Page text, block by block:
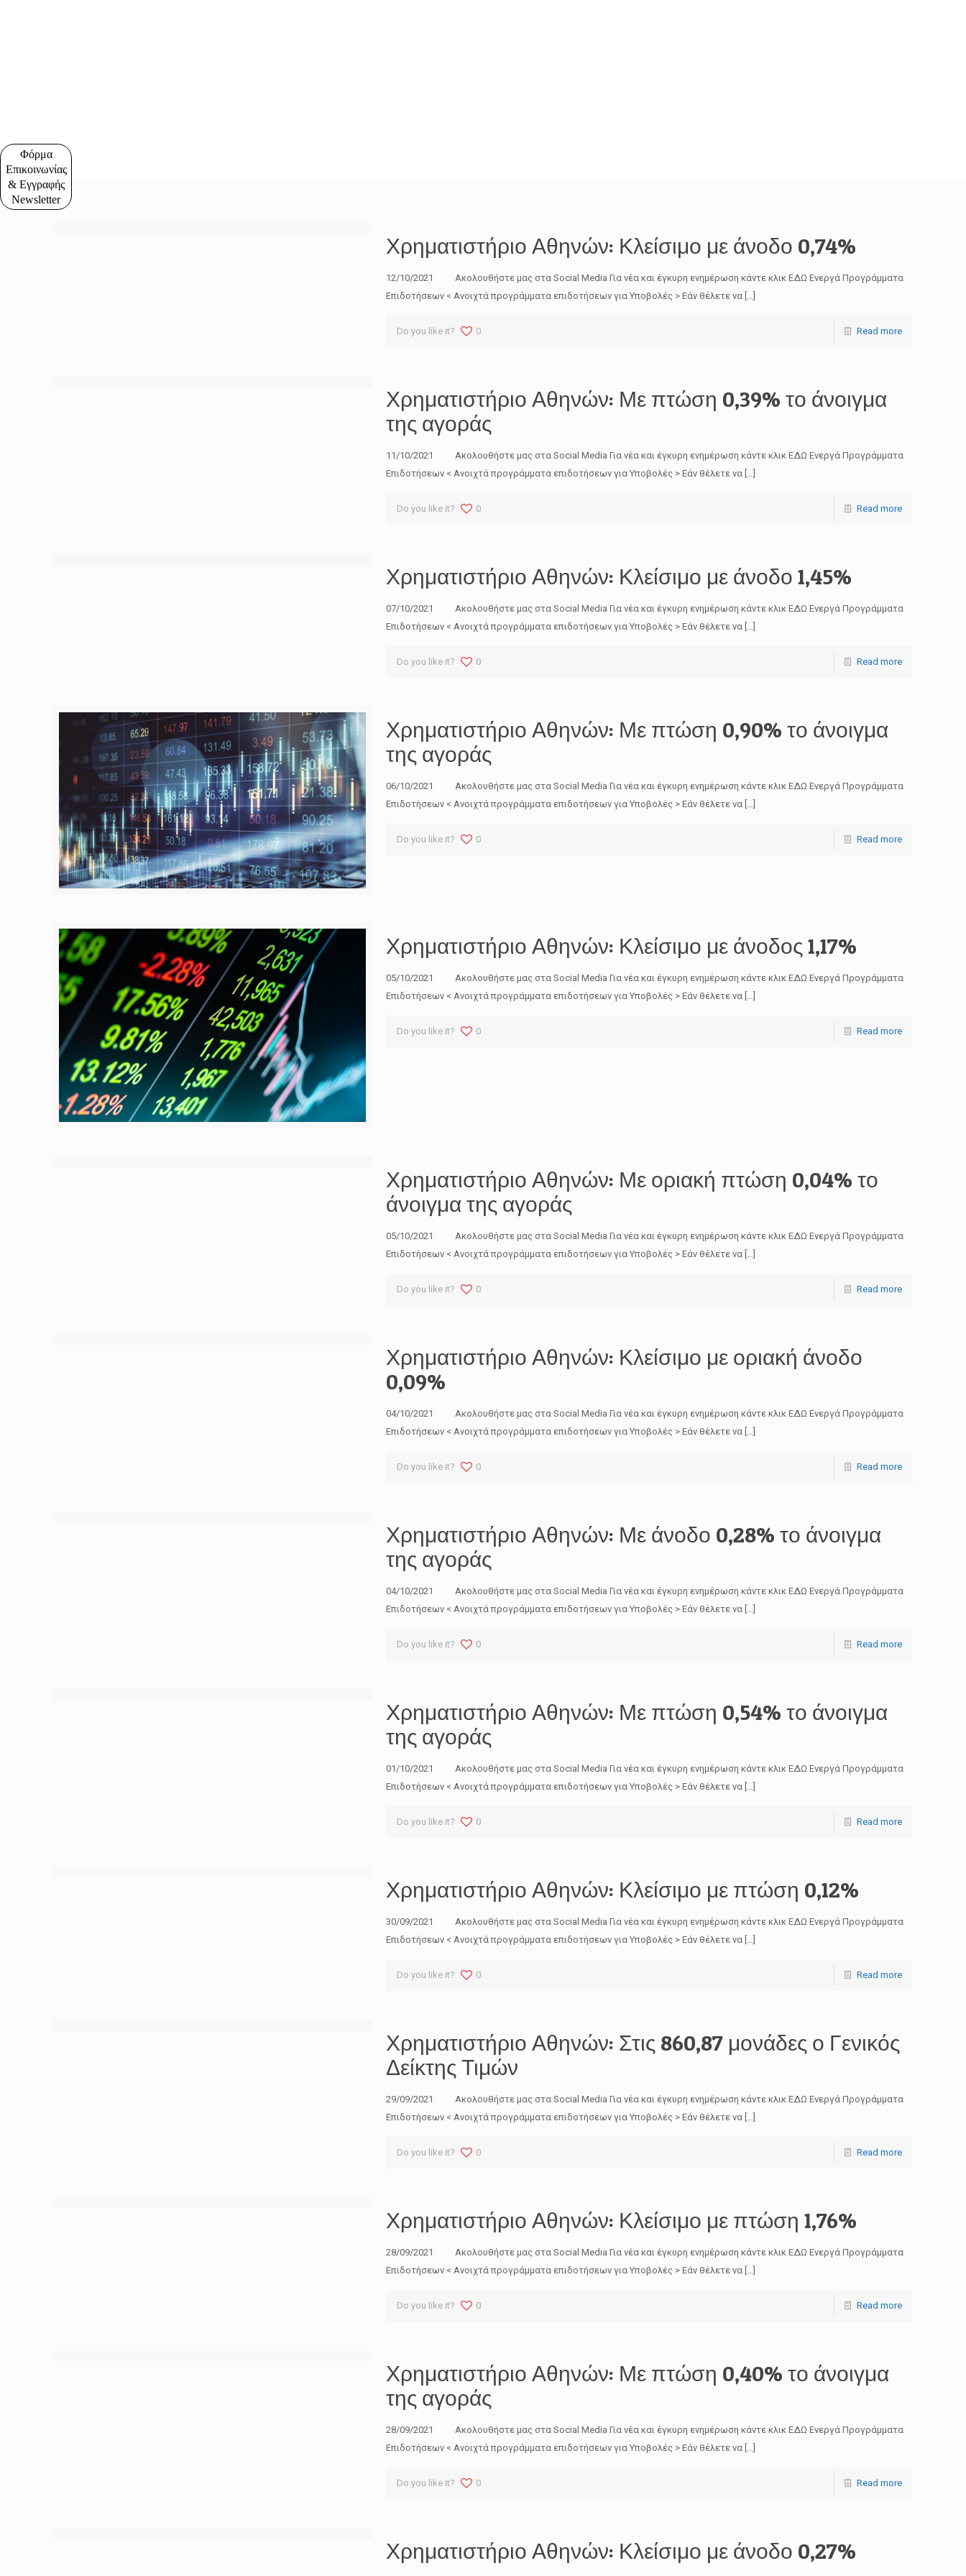
Φόρμα
Επικοινωνίας
& Εγγραφής
Newsletter
Χρηματιστήριο Αθηνών: Κλείσιμο με άνοδο 0,74%
12/10/2021 Ακολουθήστε μας στα Social Media Για νέα και έγκυρη ενημέρωση κάντε κλικ ΕΔΩ Ενεργά Προγράμματα
Επιδοτήσεων < Ανοιχτά προγράμματα επιδοτήσεων για Υποβολές > Εάν θέλετε να[…]
Do you like it? 0 Read more
Χρηματιστήριο Αθηνών: Με πτώση 0,39% το άνοιγμα
της αγοράς
11/10/2021 Ακολουθήστε μας στα Social Media Για νέα και έγκυρη ενημέρωση κάντε κλικ ΕΔΩ Ενεργά Προγράμματα
Επιδοτήσεων < Ανοιχτά προγράμματα επιδοτήσεων για Υποβολές > Εάν θέλετε να[…]
Do you like it? 0 Read more
Χρηματιστήριο Αθηνών: Κλείσιμο με άνοδο 1,45%
07/10/2021 Ακολουθήστε μας στα Social Media Για νέα και έγκυρη ενημέρωση κάντε κλικ ΕΔΩ Ενεργά Προγράμματα
Επιδοτήσεων < Ανοιχτά προγράμματα επιδοτήσεων για Υποβολές > Εάν θέλετε να[…]
Do you like it? 0 Read more
Χρηματιστήριο Αθηνών: Με πτώση 0,90% το άνοιγμα
της αγοράς
06/10/2021 Ακολουθήστε μας στα Social Media Για νέα και έγκυρη ενημέρωση κάντε κλικ ΕΔΩ Ενεργά Προγράμματα
Επιδοτήσεων < Ανοιχτά προγράμματα επιδοτήσεων για Υποβολές > Εάν θέλετε να[…]
Do you like it? 0 Read more
Χρηματιστήριο Αθηνών: Κλείσιμο με άνοδος 1,17%
05/10/2021 Ακολουθήστε μας στα Social Media Για νέα και έγκυρη ενημέρωση κάντε κλικ ΕΔΩ Ενεργά Προγράμματα
Επιδοτήσεων < Ανοιχτά προγράμματα επιδοτήσεων για Υποβολές > Εάν θέλετε να
Do you like it? 0 Read more
Χρηματιστήριο Αθηνών: Με οριακή πτώση 0,04% το
άνοιγμα της αγοράς
05/10/2021 Ακολουθήστε μας στα Social Media Για νέα και έγκυρη ενημέρωση κάντε κλικ ΕΔΩ Ενεργά Προγράμματα
Επιδοτήσεων < Ανοιχτά προγράμματα επιδοτήσεων για Υποβολές > Εάν θέλετε να[…]
Do you like it? 0 Read more
Χρηματιστήριο Αθηνών: Κλείσιμο με οριακή άνοδο
0,09%
04/10/2021 Ακολουθήστε μας στα Social Media Για νέα και έγκυρη ενημέρωση κάντε κλικ ΕΔΩ Ενεργά Προγράμματα
Επιδοτήσεων < Ανοιχτά προγράμματα επιδοτήσεων για Υποβολές > Εάν θέλετε να[…]
Do you like it? 0 Read more
Χρηματιστήριο Αθηνών: Με άνοδο 0,28% το άνοιγμα
της αγοράς
04/10/2021 Ακολουθήστε μας στα Social Media Για νέα και έγκυρη ενημέρωση κάντε κλικ ΕΔΩ Ενεργά Προγράμματα
Επιδοτήσεων < Ανοιχτά προγράμματα επιδοτήσεων για Υποβολές > Εάν θέλετε να[…]
Do you like it? 0 Read more
Χρηματιστήριο Αθηνών: Με πτώση 0,54% το άνοιγμα
της αγοράς
01/10/2021 Ακολουθήστε μας στα Social Media Για νέα και έγκυρη ενημέρωση κάντε κλικ ΕΔΩ Ενεργά Προγράμματα
Επιδοτήσεων < Ανοιχτά προγράμματα επιδοτήσεων για Υποβολές > Εάν θέλετε να[…]
Do you like it? 0 Read more
Χρηματιστήριο Αθηνών: Κλείσιμο με πτώση 0,12%
30/09/2021 Ακολουθήστε μας στα Social Media Για νέα και έγκυρη ενημέρωση κάντε κλικ ΕΔΩ Ενεργά Προγράμματα
Επιδοτήσεων < Ανοιχτά προγράμματα επιδοτήσεων για Υποβολές > Εάν θέλετε να[…]
Do you like it? 0 Read more
Χρηματιστήριο Αθηνών: Στις 860,87 μονάδες ο Γενικός
Δείκτης Τιμών
29/09/2021 Ακολουθήστε μας στα Social Media Για νέα και έγκυρη ενημέρωση κάντε κλικ ΕΔΩ Ενεργά Προγράμματα
Επιδοτήσεων < Ανοιχτά προγράμματα επιδοτήσεων για Υποβολές > Εάν θέλετε να[…]
Do you like it? 0 Read more
Χρηματιστήριο Αθηνών: Κλείσιμο με πτώση 1,76%
28/09/2021 Ακολουθήστε μας στα Social Media Για νέα και έγκυρη ενημέρωση κάντε κλικ ΕΔΩ Ενεργά Προγράμματα
Επιδοτήσεων < Ανοιχτά προγράμματα επιδοτήσεων για Υποβολές > Εάν θέλετε να[…]
Do you like it? 0 Read more
Χρηματιστήριο Αθηνών: Με πτώση 0,40% το άνοιγμα
της αγοράς
28/09/2021 Ακολουθήστε μας στα Social Media Για νέα και έγκυρη ενημέρωση κάντε κλικ ΕΔΩ Ενεργά Προγράμματα
Επιδοτήσεων < Ανοιχτά προγράμματα επιδοτήσεων για Υποβολές > Εάν θέλετε να[…]
Do you like it? 0 Read more
Χρηματιστήριο Αθηνών: Κλείσιμο με άνοδο 0,27%